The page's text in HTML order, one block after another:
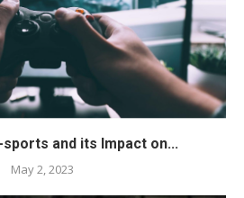
and its Impact on...
May 2, 2023